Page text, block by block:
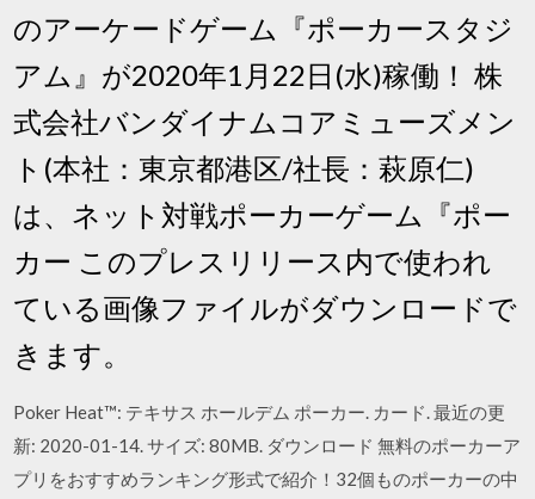
のアーケードゲーム『ポーカースタジ
アム』が2020年1月22日(水)稼働！ 株
式会社バンダイナムコアミューズメン
ト(本社：東京都港区/社長：萩原仁)
は、ネット対戦ポーカーゲーム『ポー
カー このプレスリリース内で使われ
ている画像ファイルがダウンロードで
きます。
Poker Heat™: テキサス ホールデム ポーカー. カード. 最近の更
新: 2020-01-14. サイズ: 80MB. ダウンロード 無料のポーカーア
プリをおすすめランキング形式で紹介！32個ものポーカーの中